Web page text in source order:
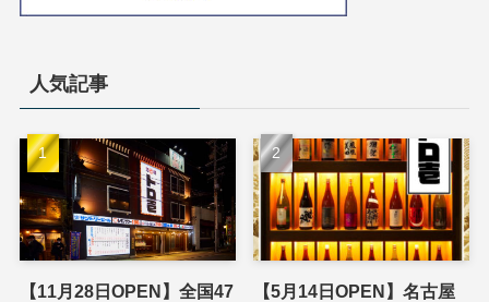
人気記事
【11月28日OPEN】全国47
【5月14日OPEN】名古屋